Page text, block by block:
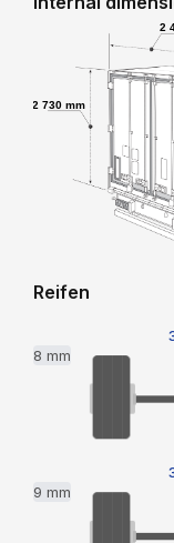
2
2 730 mm
Reifen
8 mm
9 mm